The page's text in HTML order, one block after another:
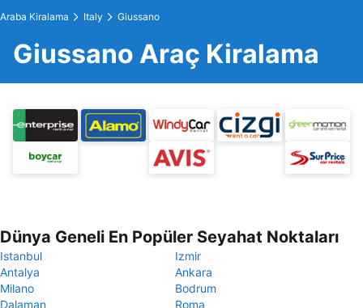
Araba Kiralama Italy Giussano
Giussano Araç Kiralama
Dünya Geneli En Popüler Seyahat Noktaları
Istanbul
Izmir
Antalya
Ankara
Milano
Bodrum
Dalaman
Roma